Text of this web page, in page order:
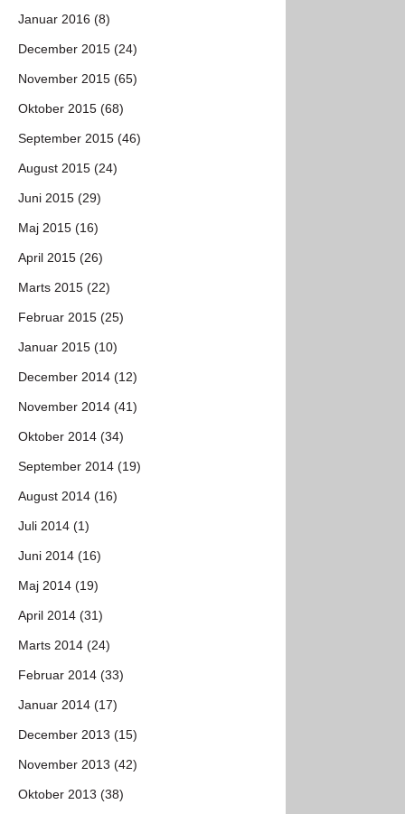
Januar 2016 (8)
December 2015 (24)
November 2015 (65)
Oktober 2015 (68)
September 2015 (46)
August 2015 (24)
Juni 2015 (29)
Maj 2015 (16)
April 2015 (26)
Marts 2015 (22)
Februar 2015 (25)
Januar 2015 (10)
December 2014 (12)
November 2014 (41)
Oktober 2014 (34)
September 2014 (19)
August 2014 (16)
Juli 2014 (1)
Juni 2014 (16)
Maj 2014 (19)
April 2014 (31)
Marts 2014 (24)
Februar 2014 (33)
Januar 2014 (17)
December 2013 (15)
November 2013 (42)
Oktober 2013 (38)